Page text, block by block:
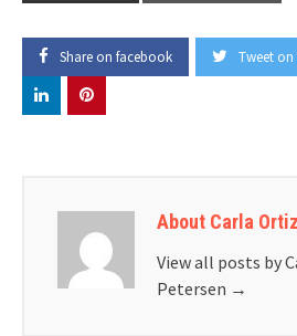
Share on facebook Tweet
About Carla
View all posts by
Petersen →